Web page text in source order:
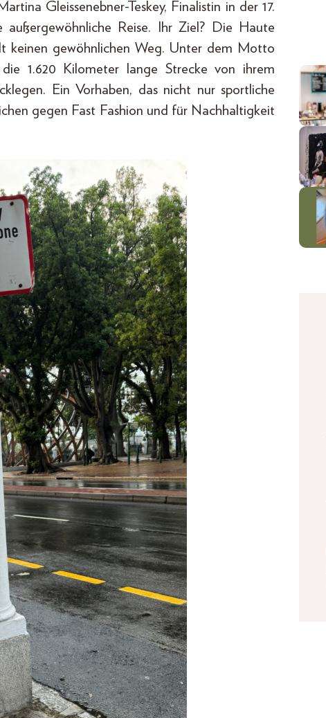
Gleissenebner-Teskey, Finalistin in der 17.
Reise. Ihr Ziel? Die Haute
keinen gewöhnlichen Weg. Unter dem Motto
1.620 Kilometer lange Strecke von ihrem
Ein Vorhaben, das nicht nur sportliche
gegen Fast Fashion und für Nachhaltigkeit